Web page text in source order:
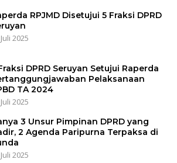
RPJMD Disetujui 5 Fraksi DPRD
2025
DPRD Seruyan Setujui Raperda
Pelaksanaan
TA 2024
2025
3 Unsur Pimpinan DPRD yang
2 Agenda Paripurna Terpaksa di
2025